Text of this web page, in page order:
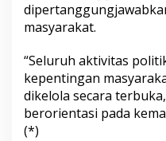
masyarakat.
“Seluruh aktivitas
kepentingan
dikelola secara
berorientasi pada
(*)